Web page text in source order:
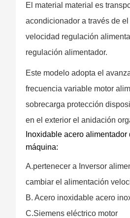
El material material es
acondicionador a través de
velocidad regulación
regulación alimentador.
Este modelo adopta el
frecuencia variable motor
sobrecarga protección
en el exterior el anidación
Inoxidable acero
máquina:
A.pertenecer a Inversor
cambiar el alimentación
B. Acero inoxidable acero
C.Siemens eléctrico motor